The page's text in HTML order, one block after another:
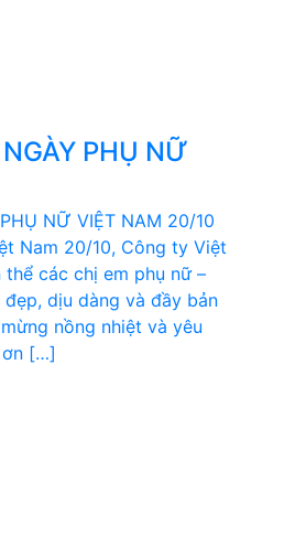
PHỤ NỮ
NỮ VIỆT NAM 20/10
Nam 20/10, Công ty Việt
các chị em phụ nữ –
dịu dàng và đầy bản
nồng nhiệt và yêu
ơn […]